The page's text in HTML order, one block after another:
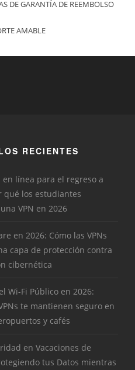
DE GARANTÍA DE REEMBOLSO
AMABLE
RECIENTES
en línea para el regreso a
qué los estudiantes
VPN en 2026
en 2026: Cómo las VPNs
capa de protección contra
cibernética
Wi-Fi Público en 2026:
te mantienen seguro en
y cafés
en Vacaciones de
tus Datos mientras